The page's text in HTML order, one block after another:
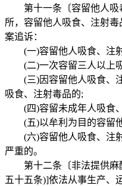
第十一条〔容留他人吸
所，容留他人吸食、注射
案追诉：
(一)容留他人吸食、注
(二)一次容留三人以上
(三)因容留他人吸食、注
吸食、注射毒品的;
(四)容留未成年人吸食
(五)以牟利为目的容留他
(六)容留他人吸食、注射
严重的。
第十二条〔非法提供麻
五十五条)]依法从事生产、